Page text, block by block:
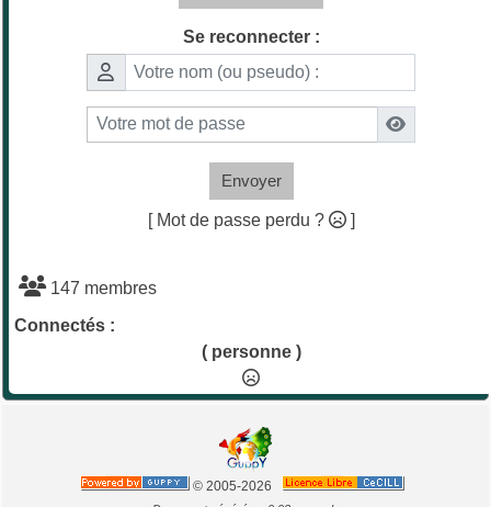
Se reconnecter :
Envoyer
[ Mot de passe perdu ? ]
147 membres
Connectés :
( personne )
© 2005-2026